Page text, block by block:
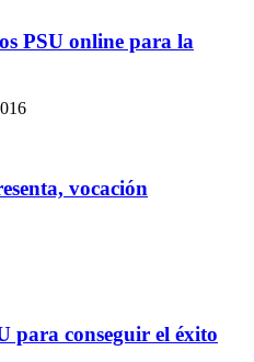
PSU online para la
vocación
para conseguir el éxito